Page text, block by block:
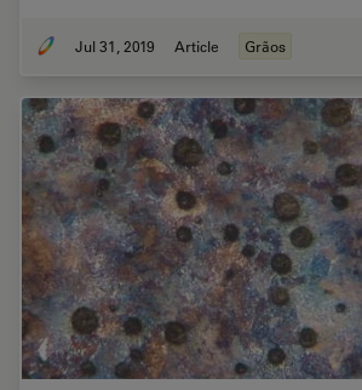
Jul 31, 2019 Article Grãos